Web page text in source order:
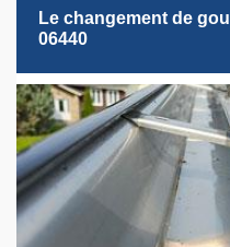
Le changement de
06440